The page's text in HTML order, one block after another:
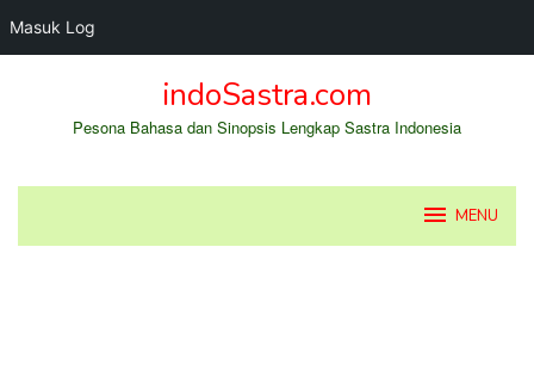
Masuk Log
indoSastra.com
Pesona Bahasa dan Sinopsis Lengkap Sastra Indonesia
MENU